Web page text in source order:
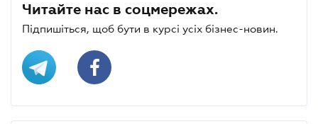
Читайте нас в соцмережах.
Підпишіться, щоб бути в курсі усіх бізнес-новин.